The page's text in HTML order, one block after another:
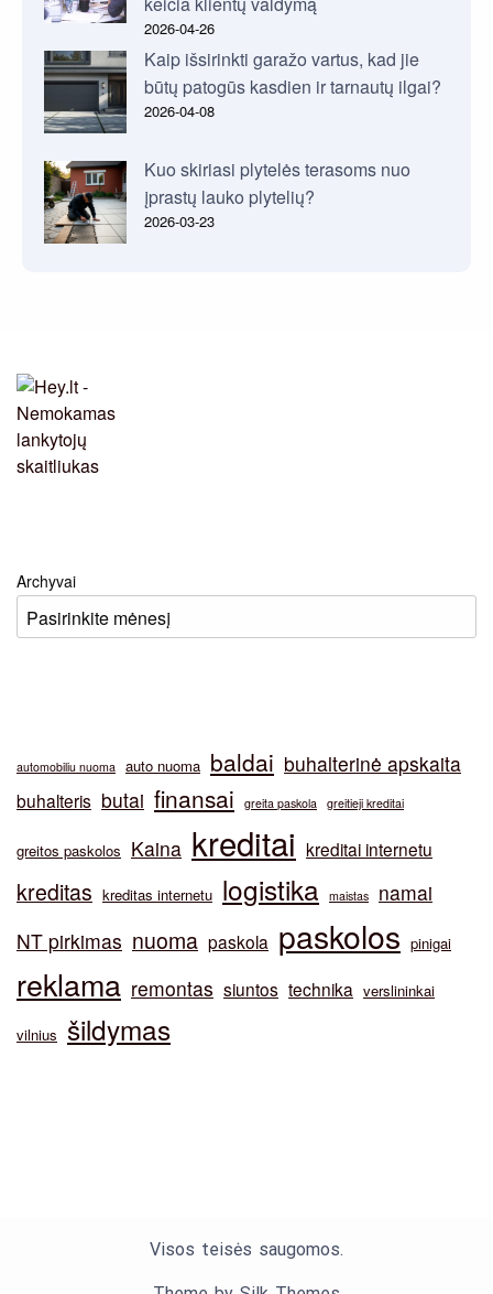
2026-04-26
Kaip išsirinkti garažo vartus, kad jie
būtų patogūs kasdien ir tarnautų ilgai?
2026-04-08
Kuo skiriasi plytelės terasoms nuo
įprastų lauko plytelių?
2026-03-23
Archyvai
automobiliu nuoma auto nuoma baldai buhalterinė apskaita
buhalteris butai finansai greita paskola greitieji kreditai
greitos paskolos Kaina kreditai kreditai internetu
kreditas kreditas internetu logistika maistas
namai
NT pirkimas nuoma paskola paskolos pinigai
reklama remontas siuntos technika verslininkai
vilnius šildymas
Visos teisės saugomos.